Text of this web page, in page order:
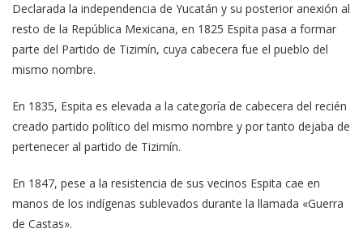
Declarada la independencia de Yucatán y su posterior anexión al
resto de la República Mexicana, en 1825 Espita pasa a formar
parte del Partido de Tizimín, cuya cabecera fue el pueblo del
mismo nombre.
En 1835, Espita es elevada a la categoría de cabecera del recién
creado partido político del mismo nombre y por tanto dejaba de
pertenecer al partido de Tizimín.
En 1847, pese a la resistencia de sus vecinos Espita cae en
manos de los indígenas sublevados durante la llamada «Guerra
de Castas».